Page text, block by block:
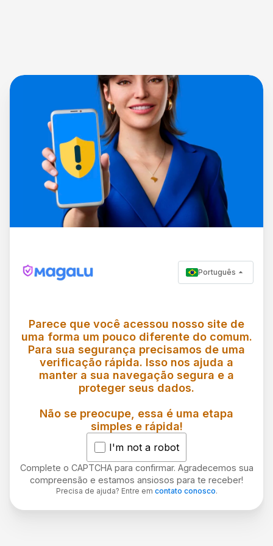
Português
Parece que você acessou nosso site de
uma forma um pouco diferente do comum.
Para sua segurança precisamos de uma
verificação rápida. Isso nos ajuda a
manter a sua navegação segura e a
proteger seus dados.
Não se preocupe, essa é uma etapa
simples e rápida!
I'm not a robot
Complete o CAPTCHA para confirmar. Agradecemos sua
compreensão e estamos ansiosos para te receber!
Precisa de ajuda? Entre em contato conosco.